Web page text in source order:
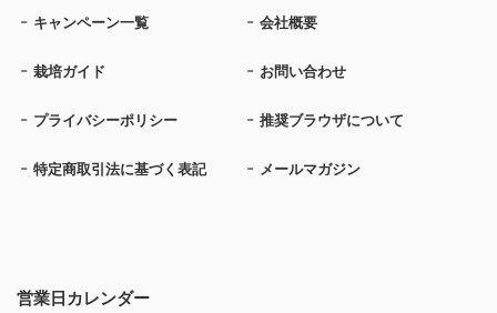
営業日カレンダー
キャンペーン一覧 会社概要
栽培ガイド お問い合わせ
プライバシーポリシー 推奨ブラウザについて
特定商取引法に基づく表記 メールマガジン